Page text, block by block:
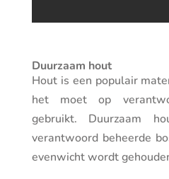
Duurzaam hout
Hout is een populair
het moet op
gebruikt. Duurzaam
verantwoord beheerde
evenwicht wordt